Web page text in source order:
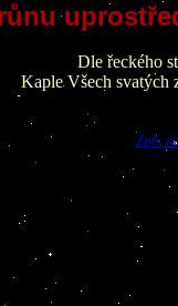
Dle řeckého
Kaple Všech svatých
Zpět